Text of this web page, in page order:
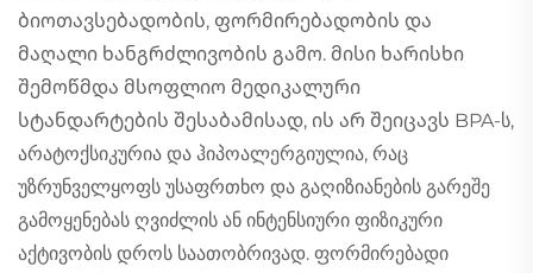
ბიოთავსებადობის, ფორმირებადობის და
მაღალი ხანგრძლივობის გამო. მისი ხარისხი
შემოწმდა მსოფლიო მედიკალური
სტანდარტების შესაბამისად, ის არ შეიცავს BPA-ს,
არატოქსიკურია და ჰიპოალერგიულია, რაც
უზრუნველყოფს უსაფრთხო და გაღიზიანების გარეშე
გამოყენებას ღვიძლის ან ინტენსიური ფიზიკური
აქტივობის დროს საათობრივად. ფორმირებადი